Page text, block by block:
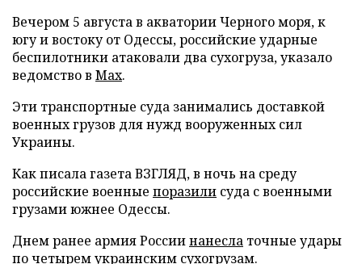
Вечером 5 августа в акватории Черного моря, к
югу и востоку от Одессы, российские ударные
беспилотники атаковали два сухогруза, указало
ведомство в Max.
Эти транспортные суда занимались доставкой
военных грузов для нужд вооруженных сил
Украины.
Как писала газета ВЗГЛЯД, в ночь на среду
российские военные поразили суда с военными
грузами южнее Одессы.
Днем ранее армия Россиинанесла точные удары
по четырем украинским сухогрузам.